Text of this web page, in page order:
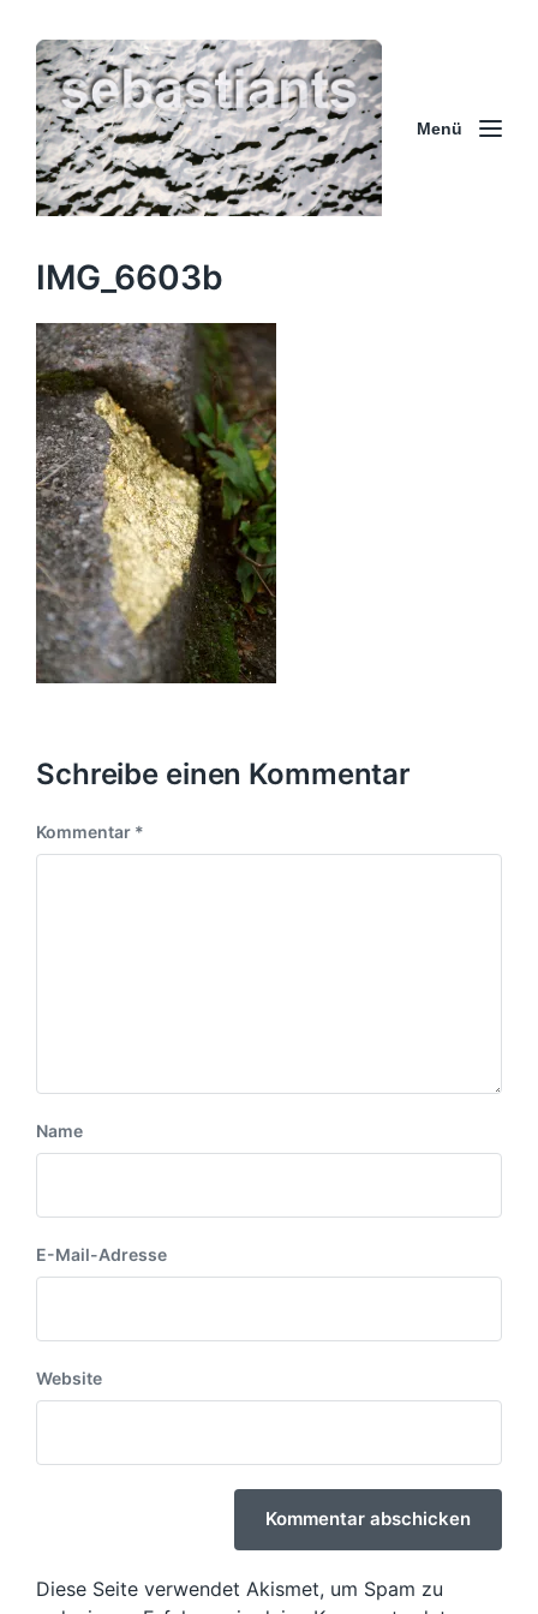
Menü
IMG_6603b
Schreibe einen Kommentar
Kommentar *
Name
E-Mail-Adresse
Website
Diese Seite verwendet Akismet, um Spam zu